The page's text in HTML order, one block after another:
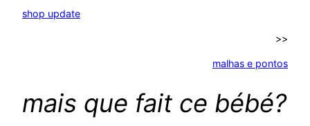
shop update
>>
malhas e pontos
mais que fait ce bébé?